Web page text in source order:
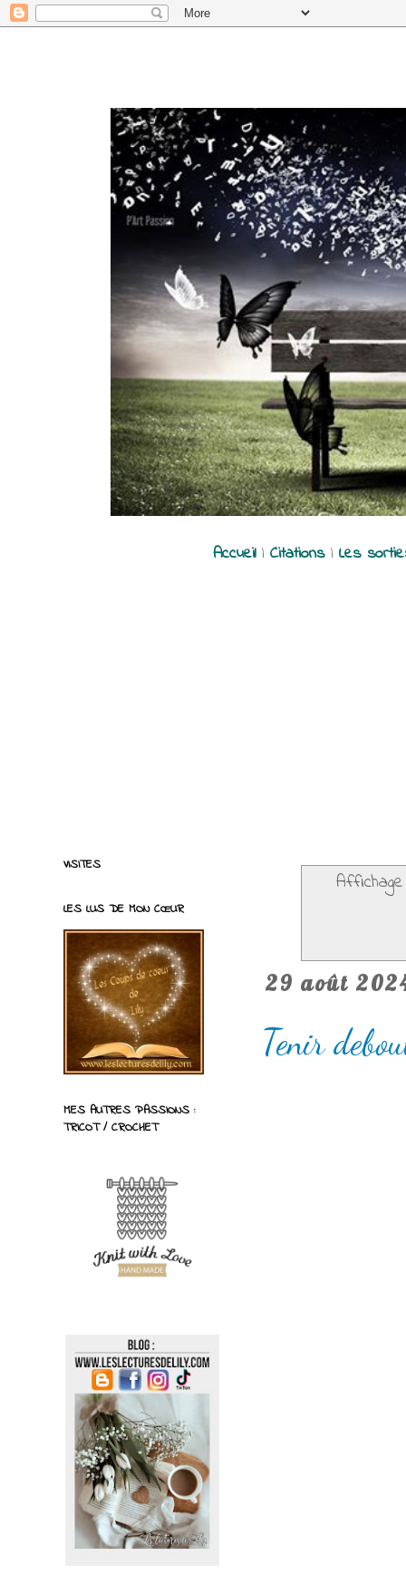
Accueil| Citations| Les
29 août
Tenir
VISITES
LES LUS DE MON CŒUR
MES AUTRES PASSIONS :
TRICOT / CROCHET